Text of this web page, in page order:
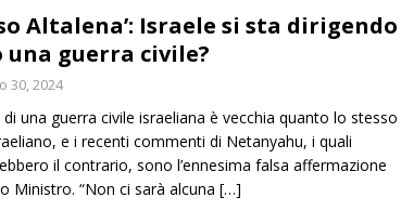
Altalena’: Israele si sta dirigendo
una guerra civile?
30, 2024
di una guerra civile israeliana è vecchia quanto lo stesso
e i recenti commenti di Netanyahu, i quali
il contrario, sono l’ennesima falsa affermazione
Ministro. “Non ci sarà alcuna […]